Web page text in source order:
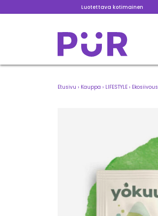
Luotettava kotimainen
Etusivu › Kauppa › LIFESTYLE › Ekosiivous